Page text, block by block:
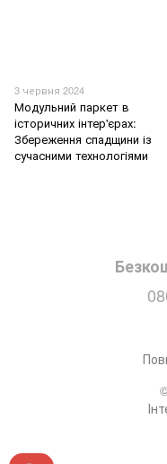
3 червня 2024
Модульний паркет в
історичних інтер'єрах:
Збереження спадщини із
сучасними технологіями